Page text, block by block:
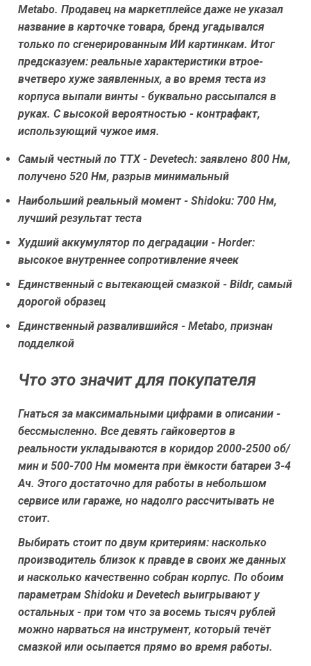
Metabo. Продавец на маркетплейсе даже не указал
название в карточке товара, бренд угадывался
только по сгенерированным ИИ картинкам. Итог
предсказуем: реальные характеристики втрое-
вчетверо хуже заявленных, а во время теста из
корпуса выпали винты - буквально рассыпался в
руках. С высокой вероятностью - контрафакт,
использующий чужое имя.
Самый честный по ТТХ - Devetech: заявлено 800 Нм,
получено 520 Нм, разрыв минимальный
Наибольший реальный момент - Shidoku: 700 Нм,
лучший результат теста
Худший аккумулятор по деградации - Horder:
высокое внутреннее сопротивление ячеек
Единственный с вытекающей смазкой - Bildr, самый
дорогой образец
Единственный развалившийся - Metabo, признан
подделкой
Что это значит для покупателя
Гнаться за максимальными цифрами в описании -
бессмысленно. Все девять гайковертов в
реальности укладываются в коридор 2000-2500 об/
мин и 500-700 Нм момента при ёмкости батареи 3-4
Ач. Этого достаточно для работы в небольшом
сервисе или гараже, но надолго рассчитывать не
стоит.
Выбирать стоит по двум критериям: насколько
производитель близок к правде в своих же данных
и насколько качественно собран корпус. По обоим
параметрам Shidoku и Devetech выигрывают у
остальных - при том что за восемь тысяч рублей
можно нарваться на инструмент, который течёт
смазкой или осыпается прямо во время работы.